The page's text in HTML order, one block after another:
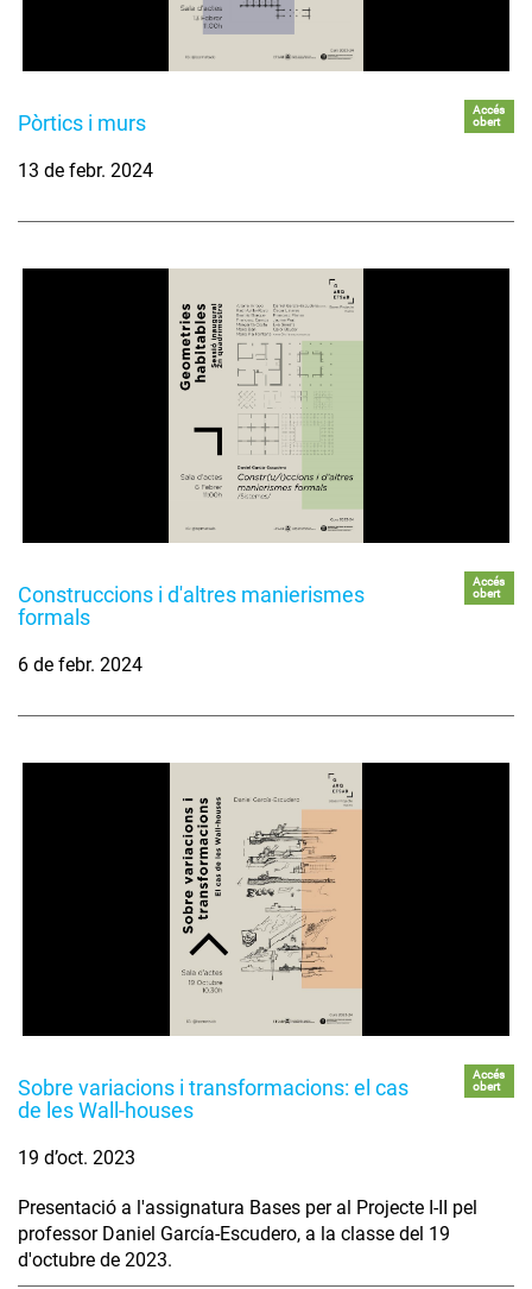
Pòrtics i murs
Accés
obert
13 de febr. 2024
Construccions i d'altres manierismes
formals
Accés
obert
6 de febr. 2024
Sobre variacions i transformacions: el cas
de les Wall-houses
Accés
obert
19 d’oct. 2023
Presentació a l'assignatura Bases per al Projecte I-II pel
professor Daniel García-Escudero, a la classe del 19
d'octubre de 2023.